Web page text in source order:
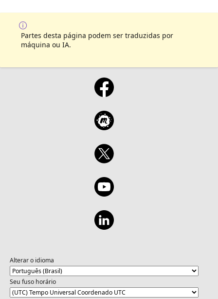
Partes desta página podem ser traduzidas por
máquina ou IA.
Alterar o idioma
Seu fuso horário